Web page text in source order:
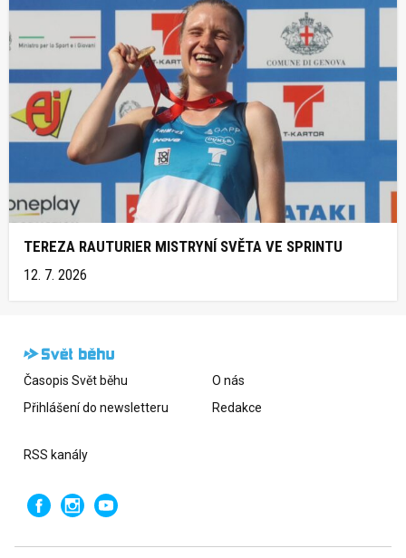
TEREZA RAUTURIER MISTRYNÍ SVĚTA VE SPRINTU
12. 7. 2026
Časopis Svět běhu
Přihlášení do newsletteru
O nás
Redakce
RSS kanály